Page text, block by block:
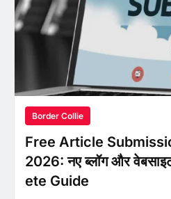
Border Collie
Free Article
2026: नए ब्लॉग और
ete Guide